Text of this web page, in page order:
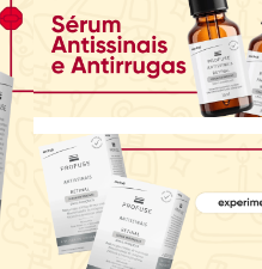
Laboratório
Ativar Desconto
Por Menos